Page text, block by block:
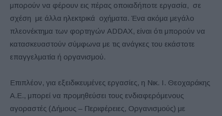
μπορούν να φέρουν εις πέρας οποιαδήποτε εργασία, σε
σχέση με άλλα ηλεκτρικά οχήματα. Ένα ακόμα μεγάλο
πλεονέκτημα των φορτηγών ADDAX, είναι ότι μπορούν να
κατασκευαστούν σύμφωνα με τις ανάγκες του εκάστοτε
επαγγελματία ή οργανισμού.
Επιπλέον, για εξειδικευμένες εργασίες, η Νικ. Ι. Θεοχαράκης
Α.Ε., μπορεί να προμηθεύσει τους ενδιαφερόμενους
αγοραστές (Δήμους – Περιφέρειες, Οργανισμούς) με